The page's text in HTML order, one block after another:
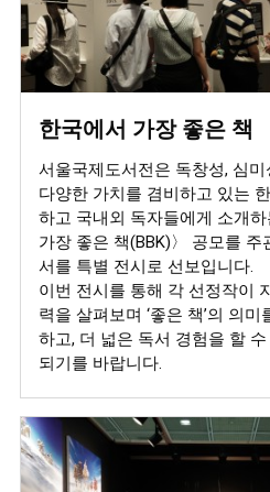
한국에서 가장 좋은 책
서울국제도서전은 독창성, 심미
다양한 가치를 겸비하고 있는
하고 국내외 독자들에게 소개
가장 좋은 책(BBK)〉 공모를 주
서를 특별 전시로 선보입니다.
이번 전시를 통해 각 선정작이
력을 살펴보며 ‘좋은 책’의 의미
하고, 더 넓은 독서 경험을 할
되기를 바랍니다.